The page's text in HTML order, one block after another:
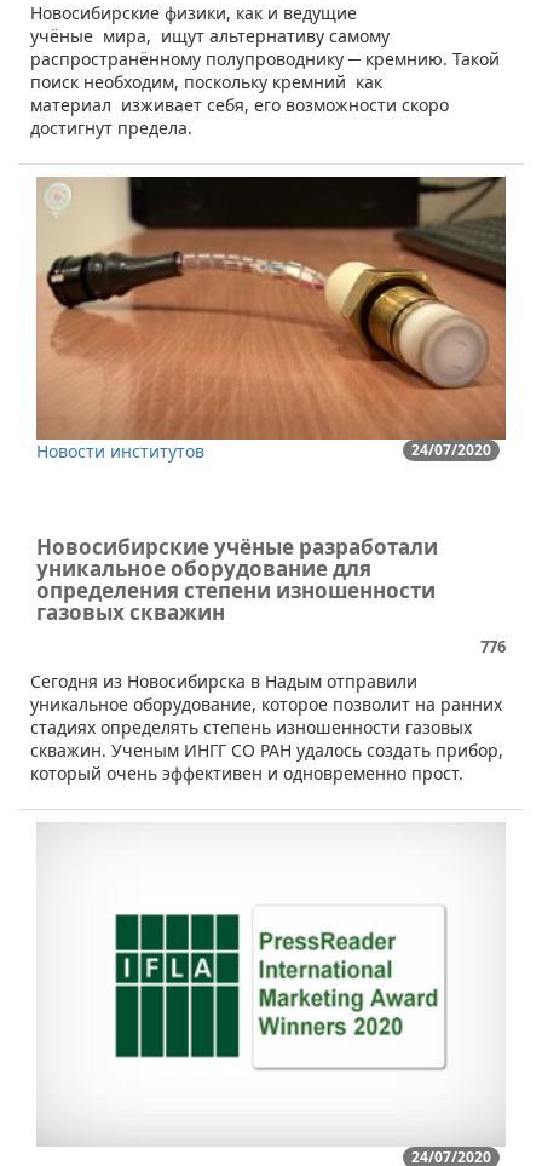
​​​Новосибирские физики, как и ведущие
учёные мира, ищут альтернативу самому
распространённому полупроводнику ─ кремнию. Такой
поиск необходим, поскольку кремний как
материал изживает себя, его возможности скоро
достигнут предела.
24/07/2020
Новости институтов
Новосибирские учёные разработали
уникальное оборудование для
определения степени изношенности
газовых скважин
776
​Сегодня из Новосибирска в Надым отправили
уникальное оборудование, которое позволит на ранних
стадиях определять степень изношенности газовых
скважин. Ученым ИНГГ СО РАН удалось создать прибор,
который очень эффективен и одновременно прост.
24/07/2020